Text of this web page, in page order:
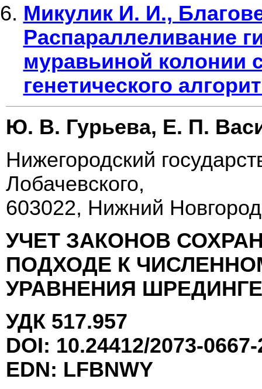
Микулик И. И.,
Распараллеливание
муравьиной
генетического
Ю. В. Гурьева, Е. П.
Нижегородский
Лобачевского,
603022, Нижний
УЧЕТ ЗАКОНОВ
ПОДХОДЕ К
УРАВНЕНИЯ
УДК 517.957
DOI: 10.24412/2073-
EDN: LFBNWY